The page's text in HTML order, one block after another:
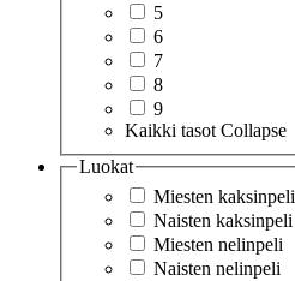
5
6
7
8
9
Kaikki tasot Collapse
Luokat
Miesten kaksinpeli
Naisten kaksinpeli
Miesten nelinpeli
Naisten nelinpeli